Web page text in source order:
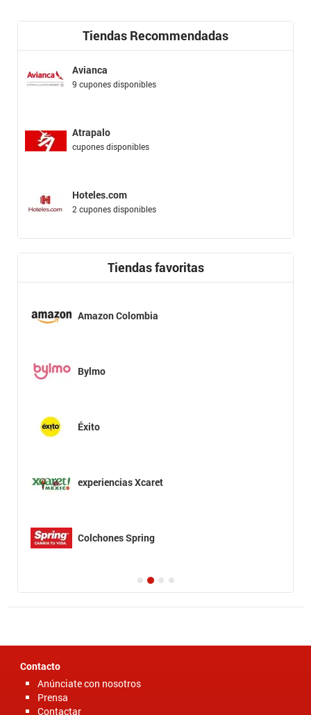
Tiendas Recommendadas
Avianca
9 cupones disponibles
Atrapalo
cupones disponibles
Hoteles.com
2 cupones disponibles
Tiendas favoritas
Amazon Colombia
Bylmo
Éxito
experiencias Xcaret
Colchones Spring
Contacto
Anúnciate con nosotros
Prensa
Contactar